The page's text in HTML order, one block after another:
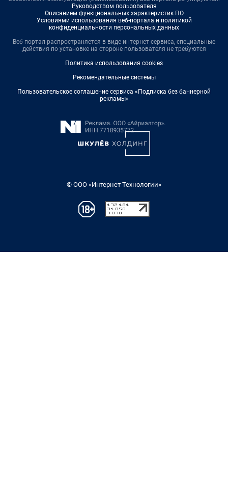
Руководством пользователя
Описанием функциональных характеристик ПО
Условиями использования веб-портала и политикой
конфиденциальности персональных данных
Веб-портал распространяется в виде интернет-сервиса, специальные
действия по установке на стороне пользователя не требуются
Политика использования cookies
Рекомендательные системы
Пользовательское соглашение сервиса «Подписка без баннерной
рекламы»
© ООО «Интернет Технологии»